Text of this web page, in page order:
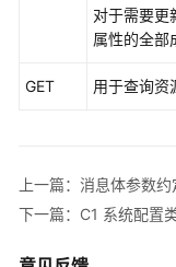
用
对于需要更
属性的全部
GET 用于查询资
上一篇：消息体参数约
下一篇：C1 系统配置